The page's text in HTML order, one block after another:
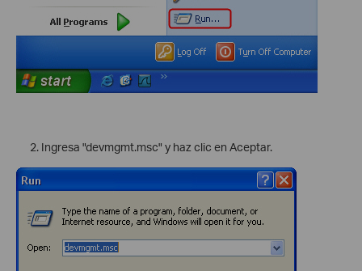
Ingresa "devmgmt.msc" y haz clic en Aceptar.